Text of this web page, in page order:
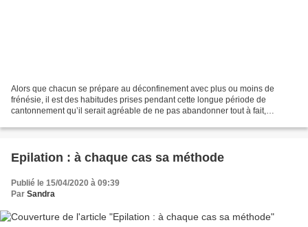
Alors que chacun se prépare au déconfinement avec plus ou moins de
frénésie, il est des habitudes prises pendant cette longue période de
cantonnement qu’il serait agréable de ne pas abandonner tout à fait,
Epilation : à chaque cas sa méthode
Publié le 15/04/2020 à 09:39
Par Sandra